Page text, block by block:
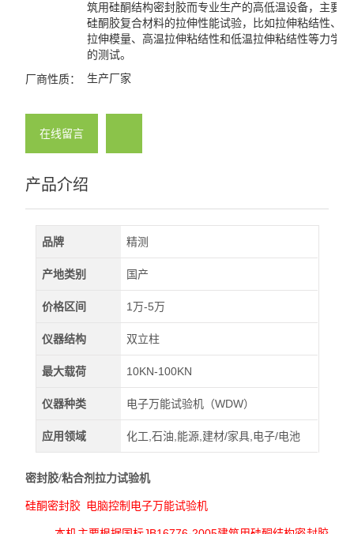
筑用硅酮结构密封胶而专业生产的高低温设备，主要
硅酮胶复合材料的拉伸性能试验，比如拉伸粘结性、
拉伸模量、高温拉伸粘结性和低温拉伸粘结性等力学
的测试。
厂商性质： 生产厂家
在线留言
产品介绍
品牌 精测
产地类别 国产
价格区间 1万-5万
仪器结构 双立柱
最大载荷 10KN-100KN
仪器种类 电子万能试验机（WDW）
应用领域 化工,石油,能源,建材/家具,电子/电池
密封胶/粘合剂拉力试验机
硅酮密封胶 电脑控制电子万能试验机